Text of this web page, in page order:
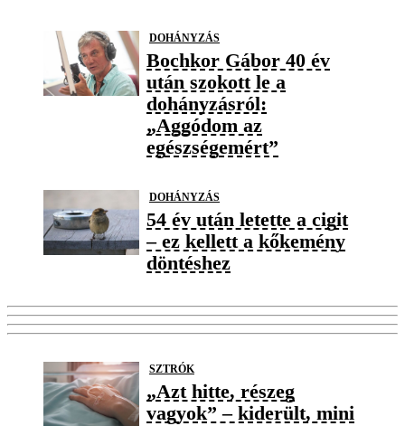
DOHÁNYZÁS
Bochkor Gábor 40 év
után szokott le a
dohányzásról:
„Aggódom az
egészségemért”
DOHÁNYZÁS
54 év után letette a cigit
– ez kellett a kőkemény
döntéshez
SZTRÓK
„Azt hitte, részeg
vagyok” – kiderült, mini